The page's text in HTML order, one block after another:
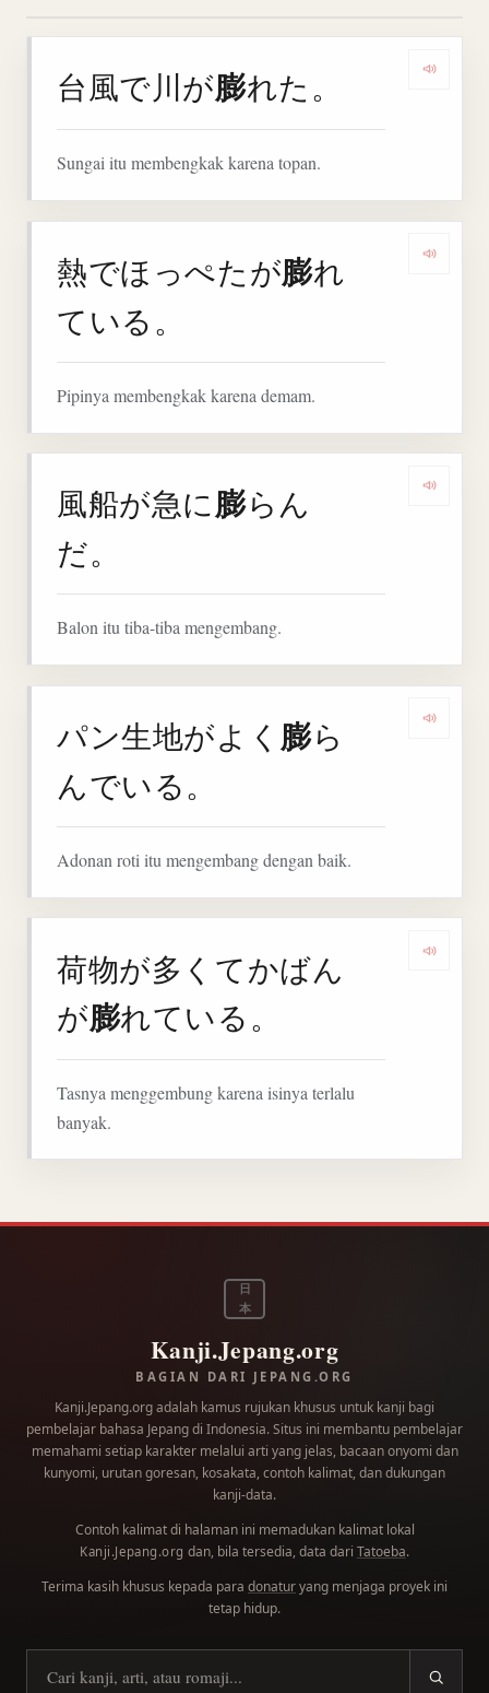
台風で川が膨れた。
Sungai itu membengkak karena topan.
熱でほっぺたが膨れ
ている。
Pipinya membengkak karena demam.
風船が急に膨らん
だ。
Balon itu tiba-tiba mengembang.
パン生地がよく 膨ら
んでいる。
Adonan roti itu mengembang dengan baik.
荷物が多くてかばん
が膨れている。
Tasnya menggembung karena isinya terlalu
banyak.
日
本
Kanji.Jepang.org
BAGIAN DARI JEPANG.ORG
Kanji.Jepang.org adalah kamus rujukan khusus untuk kanji bagi
pembelajar bahasa Jepang di Indonesia. Situs ini membantu pembelajar
memahami setiap karakter melalui arti yang jelas, bacaan onyomi dan
kunyomi, urutan goresan, kosakata, contoh kalimat, dan dukungan
kanji-data.
Contoh kalimat di halaman ini memadukan kalimat lokal
Kanji.Jepang.org dan, bila tersedia, data dari Tatoeba.
Terima kasih khusus kepada para donaturyang menjaga proyek ini
tetap hidup.
Cari kanji